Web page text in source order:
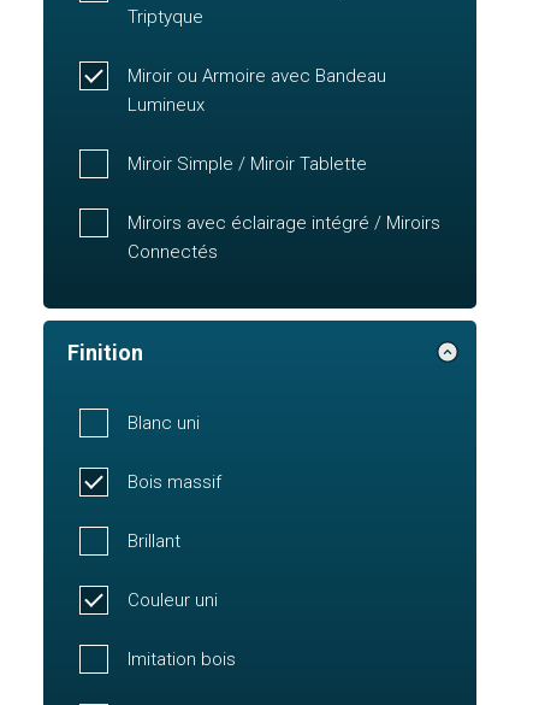
Triptyque
Miroir ou Armoire avec Bandeau
Lumineux
Miroir Simple / Miroir Tablette
Miroirs avec éclairage intégré / Miroirs
Connectés
Finition
Blanc uni
Bois massif
Brillant
Couleur uni
Imitation bois